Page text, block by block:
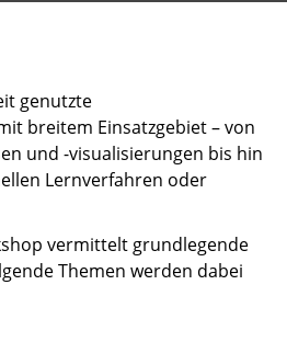
genutzte
breitem Einsatzgebiet – von
und -visualisierungen bis hin
Lernverfahren oder
vermittelt grundlegende
Themen werden dabei